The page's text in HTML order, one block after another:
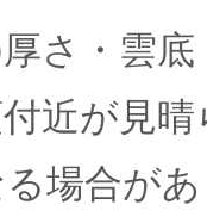
さ・雲
近が見
場合が